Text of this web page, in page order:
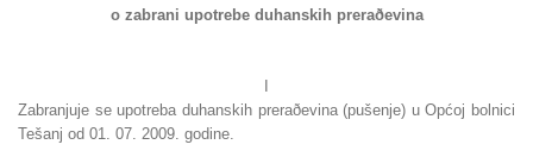
o zabrani upotrebe duhanskih preraðevina
Zabranjuje se upotreba duhanskih preraðevina (pušenje) u Općoj bolnici
Tešanj od 01. 07. 2009. godine.